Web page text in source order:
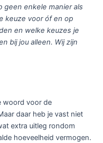
geen enkele manier als
keuze voor óf en op
en welke keuzes je
bij jou alleen. Wij zijn
woord voor de
daar heb je vast niet
extra uitleg rondom
hoeveelheid vermogen.